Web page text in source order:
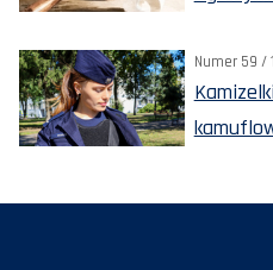
Numer 59 /